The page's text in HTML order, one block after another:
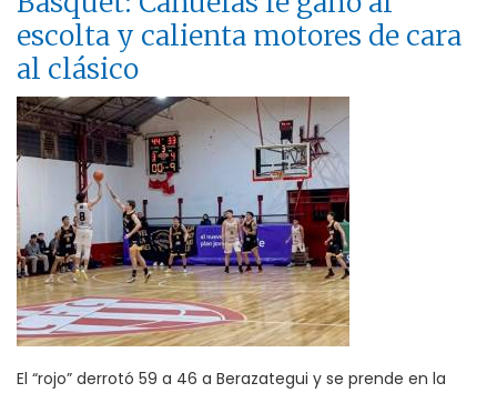
escolta y calienta motores de cara
al clásico
El “rojo” derrotó 59 a 46 a Berazategui y se prende en la